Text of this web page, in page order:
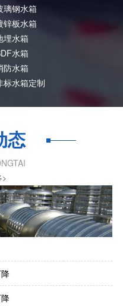
璃钢水箱
锌板水箱
埋水箱
水箱
防水箱
标水箱定制
态
>